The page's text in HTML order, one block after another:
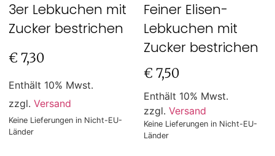
3er Lebkuchen mit
Zucker bestrichen
€ 7,30
Enthält 10% Mwst.
zzgl. Versand
Keine Lieferungen in Nicht-EU-
Länder
Feiner Elisen-
Lebkuchen mit
Zucker bestrichen
€ 7,50
Enthält 10% Mwst.
zzgl. Versand
Keine Lieferungen in Nicht-EU-
Länder